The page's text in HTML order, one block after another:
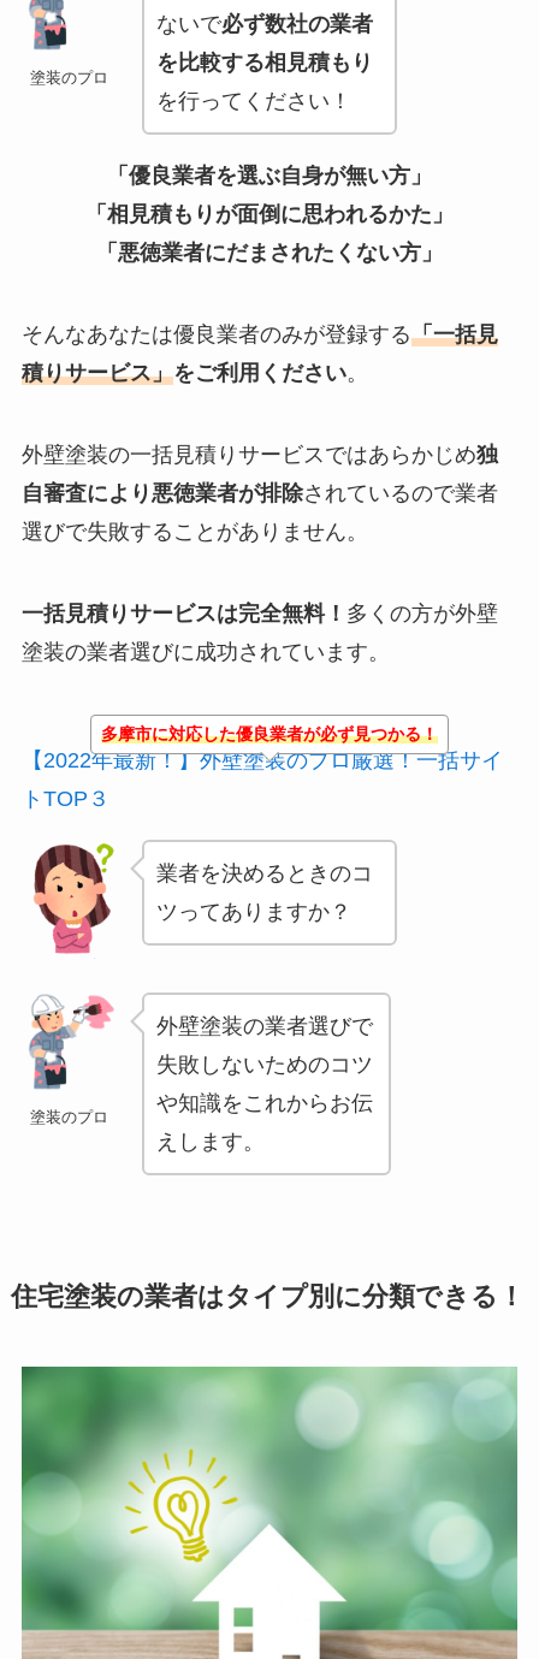
塗装のプロ
ないで必ず数社の業者
を比較する相見積もり
を行ってください！
「優良業者を選ぶ自身が無い方」
「相見積もりが面倒に思われるかた」
「悪徳業者にだまされたくない方」
そんなあなたは優良業者のみが登録する「一括見
積りサービス」をご利用ください。
外壁塗装の一括見積りサービスではあらかじめ独
自審査により悪徳業者が排除されているので業者
選びで失敗することがありません。
一括見積りサービスは完全無料！ 多くの方が外壁
塗装の業者選びに成功されています。
多摩市に対応した優良業者が必ず見つかる！
【2022年最新！】外壁塗装のプロ厳選！一括サイ
トTOP３
業者を決めるときのコ
ツってありますか？
塗装のプロ
外壁塗装の業者選びで
失敗しないためのコツ
や知識をこれからお伝
えします。
住宅塗装の業者はタイプ別に分類できる！